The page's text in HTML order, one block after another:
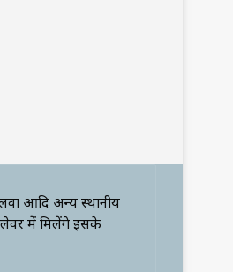
आदि अन्य स्थानीय
में मिलेंगे इसके